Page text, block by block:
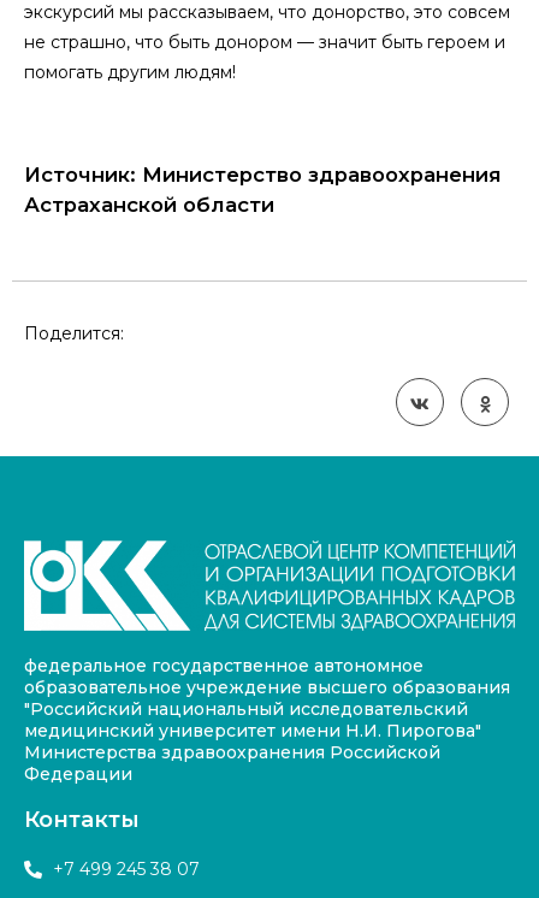
экскурсий мы рассказываем, что донорство, это совсем
не страшно, что быть донором — значит быть героем и
помогать другим людям!
Источник: Министерство здравоохранения
Астраханской области
Поделится:
федеральное государственное автономное
образовательное учреждение высшего образования
"Российский национальный исследовательский
медицинский университет имени Н.И. Пирогова"
Министерства здравоохранения Российской
Федерации
Контакты
+7 499 245 38 07